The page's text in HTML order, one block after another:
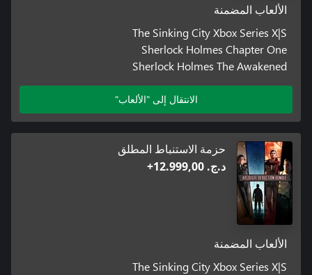
الألعاب المضمنة
The Sinking City Xbox Series X|S
Sherlock Holmes Chapter One
Sherlock Holmes The Awakened
الانتقال إلى "الألعاب"
حزمة الاستنباط المطلق
د.ج.‏ 12.999,00+
الألعاب المضمنة
The Sinking City Xbox Series X|S